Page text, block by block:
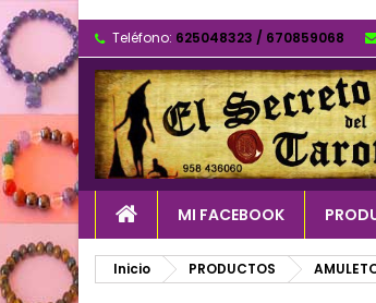
Teléfono: 625048323 / 670859068
MI FACEBOOK
Inicio PRODUCTOS